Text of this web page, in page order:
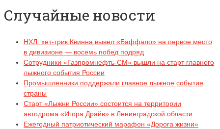
Случайные новости
НХЛ: хет-трик Квинна вывел «Баффало» на первое место
в дивизионе — восемь побед подряд
Сотрудники «Газпромнефть-СМ» вышли на старт главного
лыжного события России
Промышленники поддержали главное лыжное событие
страны
Старт «Лыжни России» состоится на территории
автодрома «Игора Драйв» в Ленинградской области
Ежегодный патриотический марафон «Дорога жизни»